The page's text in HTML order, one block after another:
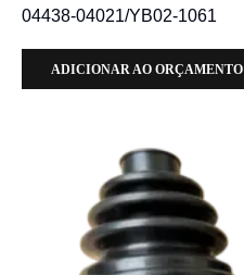
04438-04021/YB02-1061
ADICIONAR AO ORÇAMENTO